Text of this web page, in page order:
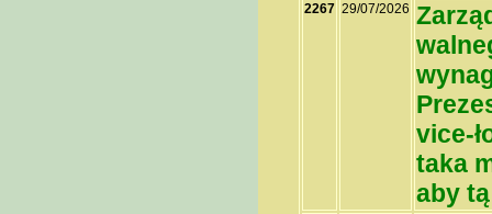
2267 29/07/2026
vice-
taka
aby